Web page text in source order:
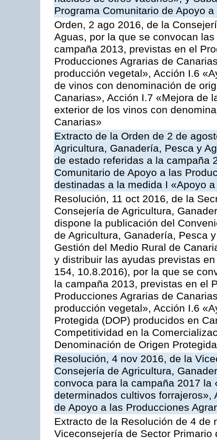
Programa Comunitario de Apoyo
Orden, 2 ago 2016, de la
Aguas, por la que se convocan
campaña 2013, previstas en el
Producciones Agrarias de
producción vegetal», Acción I.6
de vinos con denominación de
Canarias», Acción I.7 «Mejora de
exterior de los vinos con
Canarias»
Extracto de la Orden de 2 de
Agricultura, Ganadería, Pesca y
de estado referidas a la campaña
Comunitario de Apoyo a las
destinadas a la medida I «Apoyo
Resolución, 11 oct 2016, de la
Consejería de Agricultura,
dispone la publicación del
de Agricultura, Ganadería, Pesca
Gestión del Medio Rural de
y distribuir las ayudas previstas
154, 10.8.2016), por la que se
la campaña 2013, previstas en el
Producciones Agrarias de
producción vegetal», Acción I.6
Protegida (DOP) producidos en
Competitividad en la
Denominación de Origen
Resolución, 4 nov 2016, de la
Consejería de Agricultura,
convoca para la campaña 2017 la
determinados cultivos forrajeros»,
de Apoyo a las Producciones
Extracto de la Resolución de 4 de
Viceconsejería de Sector